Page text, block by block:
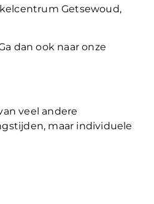
Getsewoud,
dan ook naar onze
veel andere
maar individuele